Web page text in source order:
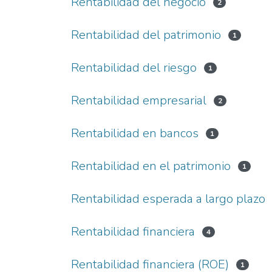
2
Rentabilidad del patrimonio 1
Rentabilidad del riesgo 1
Rentabilidad empresarial 2
Rentabilidad en bancos 1
Rentabilidad en el patrimonio 1
Rentabilidad esperada a largo plazo
Rentabilidad financiera
4
Rentabilidad financiera (ROE) 1